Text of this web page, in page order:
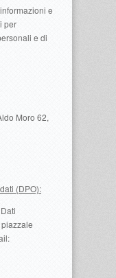
e
per
e di
Moro 62,
(DPO):